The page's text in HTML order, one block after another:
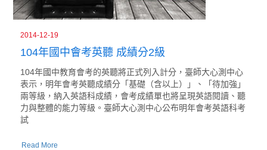
2014-12-19
104年國中會考英聽 成績分2級
104年國中教育會考的英聽將正式列入計分，臺師大心測中心
表示，明年會考英聽成績分「基礎（含以上）」、「待加強」
兩等級，納入英語科成績，會考成績單也將呈現英語閱讀、聽
力與整體的能力等級。臺師大心測中心公布明年會考英語科考
試
Read More